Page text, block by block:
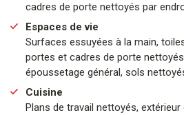
cadres de porte nettoyés par
Espaces de vie
Surfaces essuyées à la main,
portes et cadres de porte
époussetage général, sols
Cuisine
Plans de travail nettoyés,